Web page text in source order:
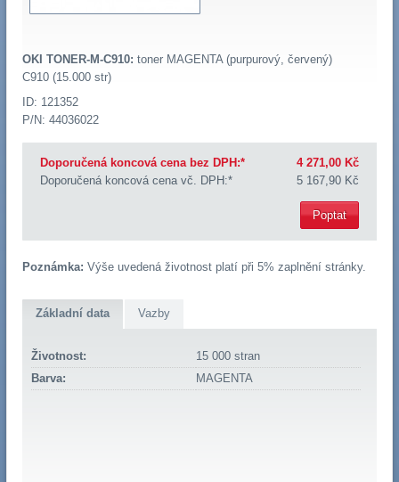
OKI TONER-M-C910: toner MAGENTA (purpurový, červený)
C910 (15.000 str)
ID: 121352
P/N: 44036022
Doporučená koncová cena bez DPH:*
4 271,00 Kč
Doporučená koncová cena vč. DPH:*
5 167,90 Kč
Poptat
Poznámka: Výše uvedená životnost platí při 5% zaplnění stránky.
Základní data Vazby
Životnost:
15 000 stran
Barva:
MAGENTA